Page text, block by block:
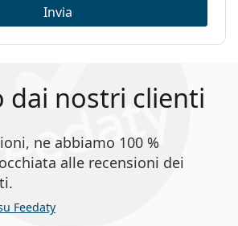
Invia
dai nostri clienti
ne abbiamo 100 %
alle recensioni dei
Feedaty